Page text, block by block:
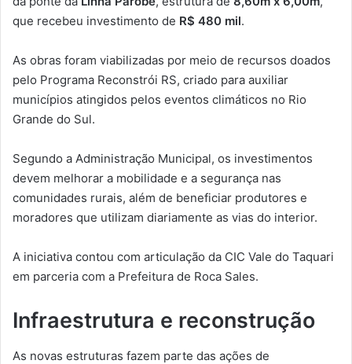
que recebeu investimento de R$ 480 mil.
As obras foram viabilizadas por meio de recursos doados
pelo Programa Reconstrói RS, criado para auxiliar
municípios atingidos pelos eventos climáticos no Rio
Grande do Sul.
Segundo a Administração Municipal, os investimentos
devem melhorar a mobilidade e a segurança nas
comunidades rurais, além de beneficiar produtores e
moradores que utilizam diariamente as vias do interior.
A iniciativa contou com articulação da CIC Vale do Taquari
em parceria com a Prefeitura de Roca Sales.
Infraestrutura e reconstrução
As novas estruturas fazem parte das ações de